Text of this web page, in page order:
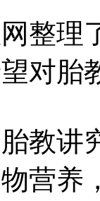
理了
对胎
讲究
营养